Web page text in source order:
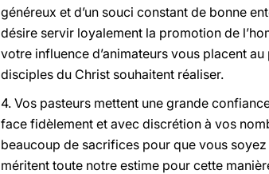
généreux et d’un souci constant de bonne
désire servir loyalement la promotion de
votre influence d’animateurs vous placent
disciples du Christ souhaitent réaliser.
4. Vos pasteurs mettent une grande
face fidèlement et avec discrétion à vos
beaucoup de sacrifices pour que vous
méritent toute notre estime pour cette